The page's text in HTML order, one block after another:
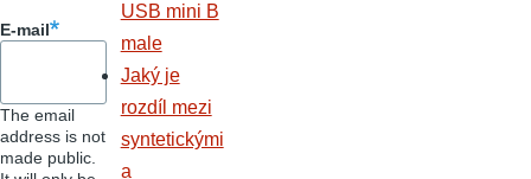
E-mail
The email
address is not
made public.
USB mini B
male
Jaký je
rozdíl mezi
syntetickými
a